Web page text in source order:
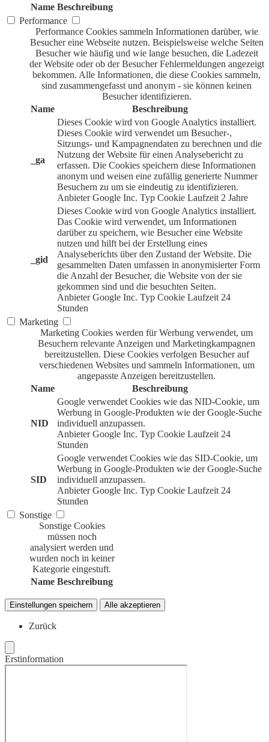
Name Beschreibung
Performance
Performance Cookies sammeln Informationen darüber, wie
Besucher eine Webseite nutzen. Beispielsweise welche Seiten
Besucher wie häufig und wie lange besuchen, die Ladezeit
der Website oder ob der Besucher Fehlermeldungen angezeigt
bekommen. Alle Informationen, die diese Cookies sammeln,
sind zusammengefasst und anonym - sie können keinen
Besucher identifizieren.
Name
Beschreibung
_ga
Dieses Cookie wird von Google Analytics installiert.
Dieses Cookie wird verwendet um Besucher-,
Sitzungs- und Kampagnendaten zu berechnen und die
Nutzung der Website für einen Analysebericht zu
erfassen. Die Cookies speichern diese Informationen
anonym und weisen eine zufällig generierte Nummer
Besuchern zu um sie eindeutig zu identifizieren.
Anbieter Google Inc. Typ Cookie Laufzeit 2 Jahre
_gid
Dieses Cookie wird von Google Analytics installiert.
Das Cookie wird verwendet, um Informationen
darüber zu speichern, wie Besucher eine Website
nutzen und hilft bei der Erstellung eines
Analyseberichts über den Zustand der Website. Die
gesammelten Daten umfassen in anonymisierter Form
die Anzahl der Besucher, die Website von der sie
gekommen sind und die besuchten Seiten.
Anbieter Google Inc. Typ Cookie Laufzeit 24
Stunden
Marketing
Marketing Cookies werden für Werbung verwendet, um
Besuchern relevante Anzeigen und Marketingkampagnen
bereitzustellen. Diese Cookies verfolgen Besucher auf
verschiedenen Websites und sammeln Informationen, um
angepasste Anzeigen bereitzustellen.
Name
Beschreibung
NID
Google verwendet Cookies wie das NID-Cookie, um
Werbung in Google-Produkten wie der Google-Suche
individuell anzupassen.
Anbieter Google Inc. Typ Cookie Laufzeit 24
Stunden
SID
Google verwendet Cookies wie das SID-Cookie, um
Werbung in Google-Produkten wie der Google-Suche
individuell anzupassen.
Anbieter Google Inc. Typ Cookie Laufzeit 24
Stunden
Sonstige
Sonstige Cookies
müssen noch
analysiert werden und
wurden noch in keiner
Kategorie eingestuft.
Name Beschreibung
Einstellungen speichern Alle akzeptieren
Zurück
Erstinformation